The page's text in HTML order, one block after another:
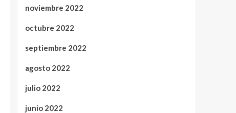
noviembre 2022
octubre 2022
septiembre 2022
agosto 2022
julio 2022
junio 2022